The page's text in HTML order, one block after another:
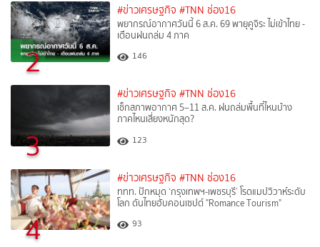
2
#ข่าวเศรษฐกิจ #TNN ช่อง16
พยากรณ์อากาศวันนี้ 6 ส.ค. 69 พายุคูจิระ ไม่เข้าไทย -
เตือนฝนถล่ม 4 ภาค
146
3
#ข่าวเศรษฐกิจ #TNN ช่อง16
เช็กสภาพอากาศ 5–11 ส.ค. ฝนถล่มพื้นที่ไหนบ้าง
ภาคไหนเสี่ยงหนักสุด?
123
4
#ข่าวเศรษฐกิจ #TNN ช่อง16
ททท. ปักหมุด ‘กรุงเทพฯ-เพชรบุรี’ โรดแมปวิวาห์ระดับ
โลก ดันไทยฮับคอนเซปต์ "Romance Tourism"
93